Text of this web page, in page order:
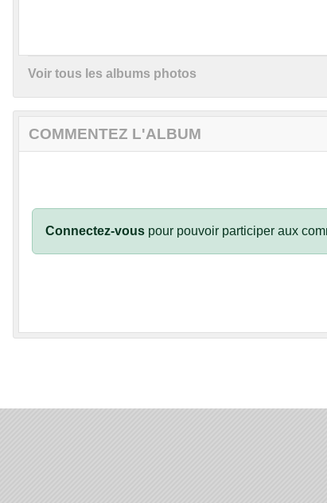
Voir tous les albums photos
COMMENTEZ L'ALBUM
Connectez-vous pour pouvoir participer aux